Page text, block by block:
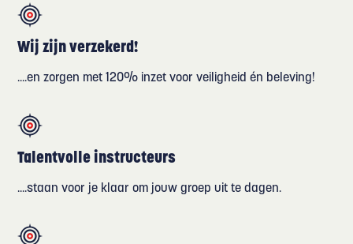
Wij zijn verzekerd!
....en zorgen met 120% inzet voor veiligheid én beleving!
Talentvolle instructeurs
....staan voor je klaar om jouw groep uit te dagen.